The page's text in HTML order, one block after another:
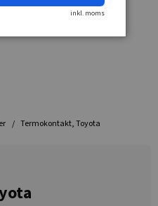
Termokontakt, Toyota
inkl. moms